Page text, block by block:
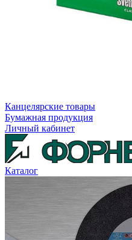
Канцелярские товары
Бумажная продукция
Личный кабинет
Каталог